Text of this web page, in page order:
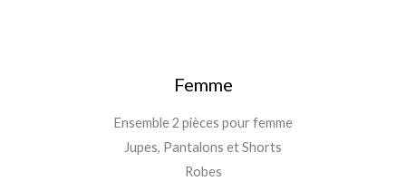
Femme
Ensemble 2 pièces pour femme
Jupes, Pantalons et Shorts
Robes